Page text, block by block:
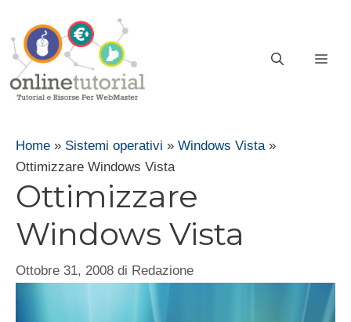
contenuto
Home » Sistemi operativi » Windows Vista »
Ottimizzare Windows Vista
Ottimizzare
Windows Vista
Ottobre 31, 2008 di Redazione